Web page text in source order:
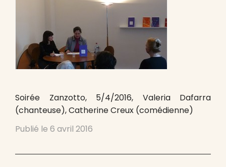
Soirée Zanzotto, 5/4/2016, Valeria Dafarra
(chanteuse), Catherine Creux (comédienne)
Publié le 6 avril 2016